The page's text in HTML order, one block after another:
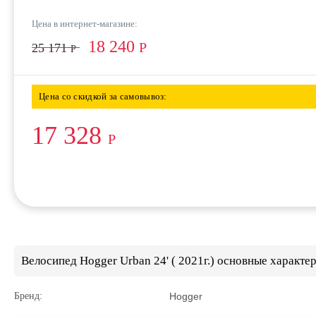
Цена в интернет-магазине:
25 171Р 18 240 Р
Цена со скидкой за самовывоз:
17 328 Р
Велосипед Hogger Urban 24' ( 2021г.) основные
Бренд: Hogger